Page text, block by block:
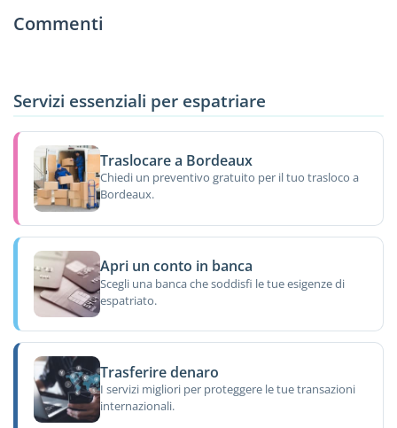
Commenti
Servizi essenziali per espatriare
Traslocare a Bordeaux
Chiedi un preventivo gratuito per il tuo trasloco a
Bordeaux.
Apri un conto in banca
Scegli una banca che soddisfi le tue esigenze di
espatriato.
Trasferire denaro
I servizi migliori per proteggere le tue transazioni
internazionali.